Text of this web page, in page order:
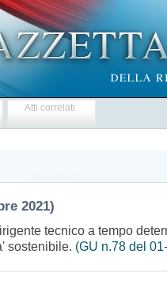
Atti correlati
2021)
tecnico a tempo
sostenibile. (GU n.78 del